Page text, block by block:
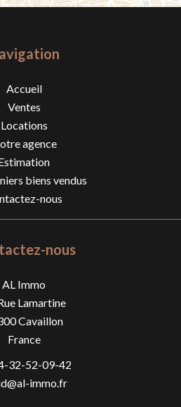
Accueil
Ventes
Locations
agence
biens vendus
nous
nous
AL Immo
Lamartine
Cavaillon
France
32-52-09-42
immo.fr